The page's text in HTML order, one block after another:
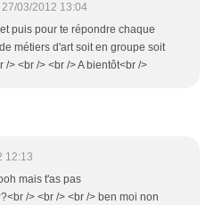
27/03/2012 13:04
puis pour te répondre chaque
métiers d'art soit en groupe soit
> <br /> <br /> A bientôt<br />
12:13
mais t'as pas
/> <br /> <br /> ben moi non